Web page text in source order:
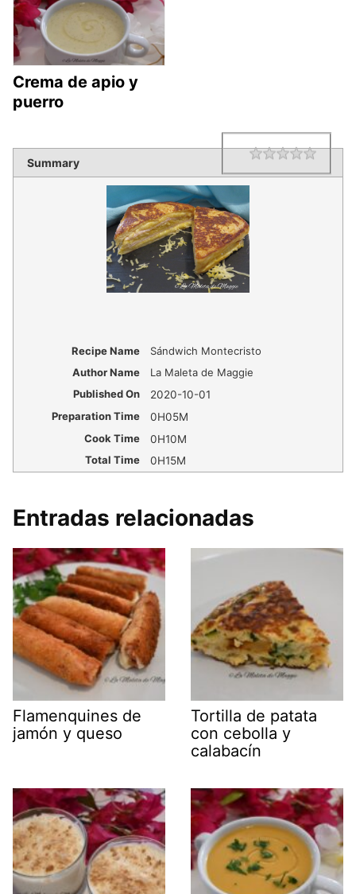
Crema de apio y
puerro
Summary Rating
Recipe Name
Sándwich Montecristo
Author Name
La Maleta de Maggie
Published On
2020-10-01
Preparation Time
0H05M
Cook Time
0H10M
Total Time
0H15M
Entradas relacionadas
Flamenquines de
jamón y queso
Tortilla de patata
con cebolla y
calabacín